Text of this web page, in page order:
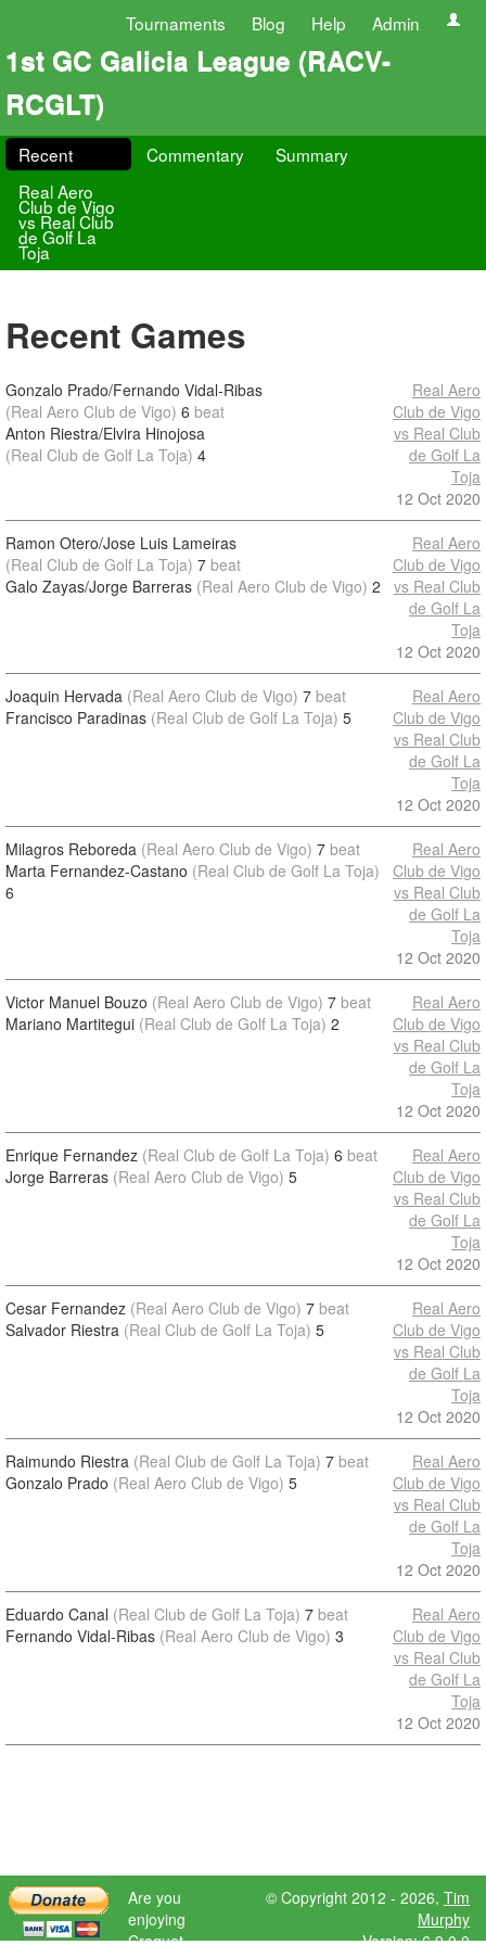
Tournaments Blog Help Admin
1st GC Galicia League (RACV-
RCGLT)
Recent Commentary
Summary
Real Aero
Club de Vigo
vs Real Club
de Golf La
Toja
Recent Games
Gonzalo Prado/Fernando Vidal-Ribas
(Real Aero Club de Vigo) 6 beat
Anton Riestra/Elvira Hinojosa
(Real Club de Golf La Toja) 4
Real Aero
Club de Vigo
vs Real Club
de Golf La
Toja
12 Oct 2020
Ramon Otero/Jose Luis Lameiras
(Real Club de Golf La Toja) 7 beat
Galo Zayas/Jorge Barreras (Real Aero Club de Vigo) 2
Real Aero
Club de Vigo
vs Real Club
de Golf La
Toja
12 Oct 2020
Joaquin Hervada (Real Aero Club de Vigo) 7 beat
Francisco Paradinas (Real Club de Golf La Toja) 5
Real Aero
Club de Vigo
vs Real Club
de Golf La
Toja
12 Oct 2020
Milagros Reboreda (Real Aero Club de Vigo) 7 beat
Marta Fernandez-Castano (Real Club de Golf La Toja)
6
Real Aero
Club de Vigo
vs Real Club
de Golf La
Toja
12 Oct 2020
Victor Manuel Bouzo (Real Aero Club de Vigo) 7 beat
Mariano Martitegui (Real Club de Golf La Toja) 2
Real Aero
Club de Vigo
vs Real Club
de Golf La
Toja
12 Oct 2020
Enrique Fernandez (Real Club de Golf La Toja) 6 beat
Jorge Barreras (Real Aero Club de Vigo) 5
Real Aero
Club de Vigo
vs Real Club
de Golf La
Toja
12 Oct 2020
Cesar Fernandez (Real Aero Club de Vigo) 7 beat
Salvador Riestra (Real Club de Golf La Toja) 5
Real Aero
Club de Vigo
vs Real Club
de Golf La
Toja
12 Oct 2020
Raimundo Riestra (Real Club de Golf La Toja) 7 beat
Gonzalo Prado (Real Aero Club de Vigo) 5
Real Aero
Club de Vigo
vs Real Club
de Golf La
Toja
12 Oct 2020
Eduardo Canal (Real Club de Golf La Toja) 7 beat
Fernando Vidal-Ribas (Real Aero Club de Vigo) 3
Real Aero
Club de Vigo
vs Real Club
de Golf La
Toja
12 Oct 2020
Are you
enjoying
Croquet
© Copyright 2012 - 2026, Tim
Murphy
Version: 6.9.0.0